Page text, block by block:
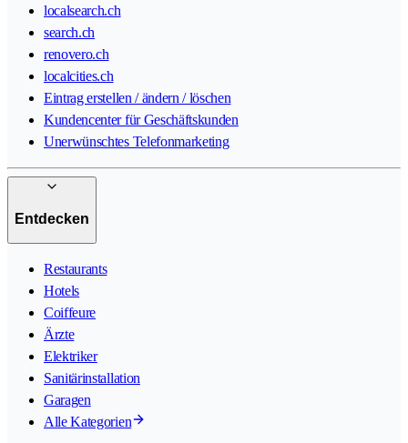
localsearch.ch
search.ch
renovero.ch
localcities.ch
Eintrag erstellen / ändern / löschen
Kundencenter für Geschäftskunden
Unerwünschtes Telefonmarketing
Entdecken
Restaurants
Hotels
Coiffeure
Ärzte
Elektriker
Sanitärinstallation
Garagen
Alle Kategorien